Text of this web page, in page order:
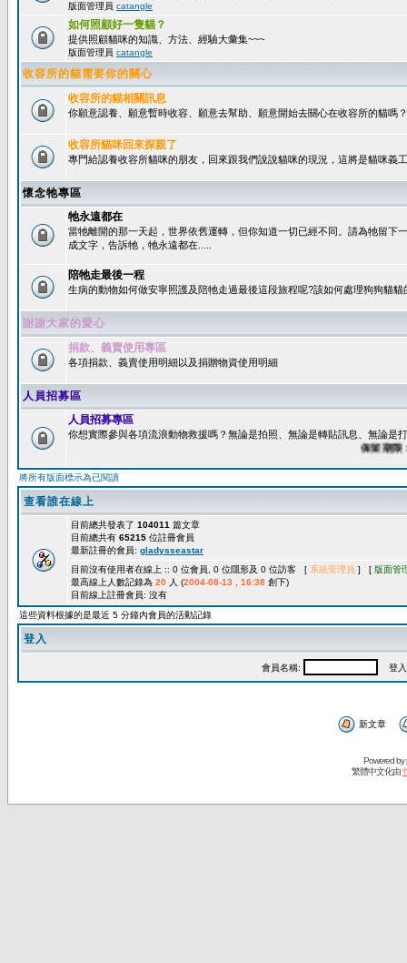
版面管理員 catangle
如何照顧好一隻貓？
提供照顧貓咪的知識、方法、經驗大彙集~~~
版面管理員 catangle
收容所的貓需要你的關心
收容所的貓相關訊息
你願意認養、願意暫時收容、願意去幫助、願意開始去關心在收容所的貓嗎？
收容所貓咪回來探親了
專門給認養收容所貓咪的朋友，回來跟我們說說貓咪的現況，這將是貓咪義
懷念牠專區
牠永遠都在
當牠離開的那一天起，世界依舊運轉，但你知道一切已經不同。請為牠留下
成文字，告訴牠，牠永遠都在.....
陪牠走最後一程
生病的動物如何做安寧照護及陪牠走過最後這段旅程呢?該如何處理狗狗貓貓
謝謝大家的愛心
捐款、義賣使用專區
各項捐款、義賣使用明細以及捐贈物資使用明細
人員招募區
人員招募專區
你想實際參與各項流浪動物救援嗎？無論是拍照、無論是轉貼訊息、無論是
保留期限：
將所有版面標示為已閱讀
查看誰在線上
目前總共發表了 104011 篇文章
目前總共有 65215 位註冊會員
最新註冊的會員: gladysseastar
目前沒有使用者在線上 :: 0 位會員, 0 位隱形及 0 位訪客 [ 系統管理員 ] [ 版面管
最高線上人數記錄為 20 人 (2004-08-13 , 16:38 創下)
目前線上註冊會員: 沒有
這些資料根據的是最近 5 分鐘內會員的活動記錄
登入
會員名稱: 登入
新文章
Powered by
繁體中文化由